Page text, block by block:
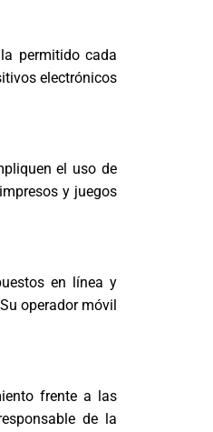
permitido cada
electrónicos
el uso de
y juegos
en línea y
operador móvil
frente a las
de la